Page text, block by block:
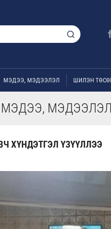
МЭДЭЭ, МЭДЭЭЛЭЛ ШИЛЭН
МЭДЭЭ, МЭДЭЭЛЭЛ
ХҮНДЭТГЭЛ ҮЗҮҮЛЛЭЭ